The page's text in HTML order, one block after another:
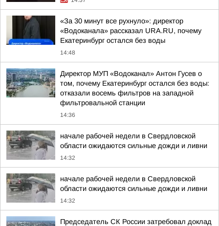
«За 30 минут все рухнуло»: директор
«Водоканала» рассказал URA.RU, почему
Екатеринбург остался без воды
14:48
Директор МУП «Водоканал» Антон Гусев о
том, почему Екатеринбург остался без воды:
отказали восемь фильтров на западной
фильтровальной станции
14:36
начале рабочей недели в Свердловской
области ожидаются сильные дожди и ливни
14:32
начале рабочей недели в Свердловской
области ожидаются сильные дожди и ливни
14:32
Председатель СК России затребовал доклад